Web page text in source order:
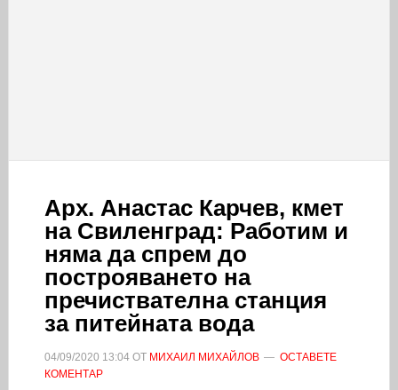
Арх. Анастас Карчев, кмет
на Свиленград: Работим и
няма да спрем до
построяването на
пречиствателна станция
за питейната вода
04/09/2020 13:04ОТ МИХАИЛ МИХАЙЛОВ
ОСТАВЕТЕ
КОМЕНТАР